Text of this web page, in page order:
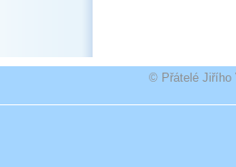
© Přátelé